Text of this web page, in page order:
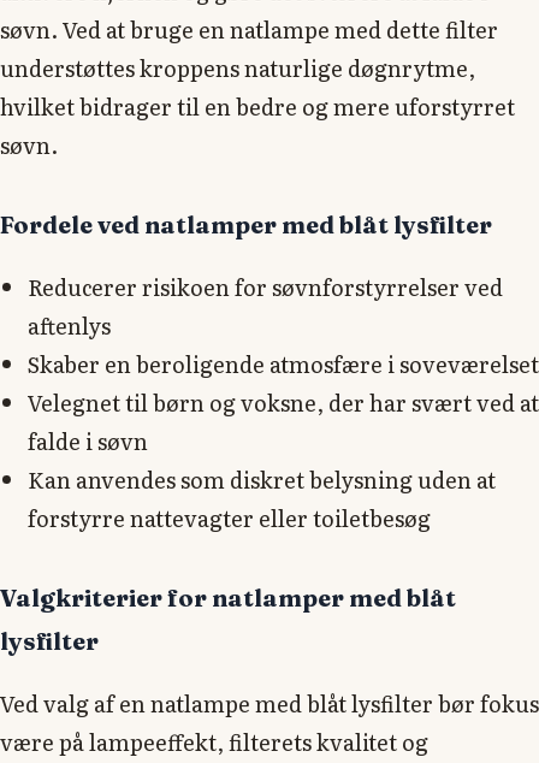
søvn. Ved at bruge en natlampe med dette filter
understøttes kroppens naturlige døgnrytme,
hvilket bidrager til en bedre og mere uforstyrret
søvn.
Fordele ved natlamper med blåt lysfilter
Reducerer risikoen for søvnforstyrrelser ved
aftenlys
Skaber en beroligende atmosfære i soveværelset
Velegnet til børn og voksne, der har svært ved at
falde i søvn
Kan anvendes som diskret belysning uden at
forstyrre nattevagter eller toiletbesøg
Valgkriterier for natlamper med blåt
lysfilter
Ved valg af en natlampe med blåt lysfilter bør fokus
være på lampeeffekt, filterets kvalitet og